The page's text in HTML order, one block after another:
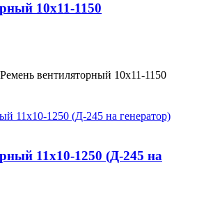
10х11-1150
вентиляторный 10х11-1150
11х10-1250 (Д-245 на